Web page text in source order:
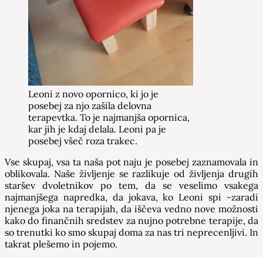
Leoni z novo opornico, ki jo je
posebej za njo zašila delovna
terapevtka. To je najmanjša opornica,
kar jih je kdaj delala. Leoni pa je
posebej všeč roza trakec.
Vse skupaj, vsa ta naša pot naju je posebej zaznamovala in
oblikovala. Naše življenje se razlikuje od življenja drugih
staršev dvoletnikov po tem, da se veselimo vsakega
najmanjšega napredka, da jokava, ko Leoni spi -zaradi
njenega joka na terapijah, da iščeva vedno nove možnosti
kako do finančnih sredstev za nujno potrebne terapije, da
so trenutki ko smo skupaj doma za nas tri neprecenljivi. In
takrat plešemo in pojemo.